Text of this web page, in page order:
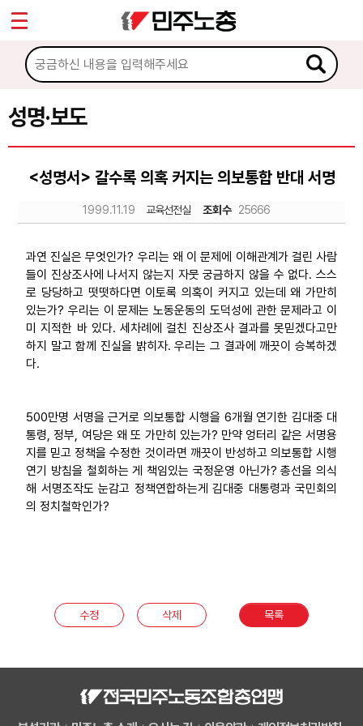
성명·보도
<성명서> 갈수록 의혹 커지는 의보통합 반대 서명
1999.11.19 교육선전실 조회수 25666
과연 진실은 무엇인가? 우리는 왜 이 문제에 이해관계가 걸린 사람
들이 진상조사에 나서지 않는지 자뭇 궁금하지 않을 수 없다. 스스
로 당당하고 떳떳하다면 이토록 의혹이 커지고 있는데 왜 가만히
있는가? 우리는 이 문제는 노동운동의 도덕성에 관한 문제라고 이
미 지적한 바 있다. 세차례에 걸친 진상조사 결과를 못믿겠다고만
하지 말고 함께 진실을 밝히자. 우리는 그 결과에 깨끗이 승복하겠
다.
500만명 서명을 근거로 의보통합 시행을 6개월 연기한 김대중 대
통령, 정부, 여당은 왜 또 가만히 있는가? 만약 엉터리 같은 서명용
지를 믿고 정책을 수정한 것이라면 깨끗이 반성하고 의보통합 시행
연기 방침을 철회하는 게 책임있는 국정운영 아닌가? 총선을 의식
해 서명조작도 눈감고 정책연합하는게 김대중 대통령과 국민회의
의 정치철학인가?
수정 삭제 목록
마이페이지
소개
소식
공지사항
성명·보도
노동상담
자료
부설기관
Sketchbook5, 스케치북5
Sketchbook5, 스케치북5